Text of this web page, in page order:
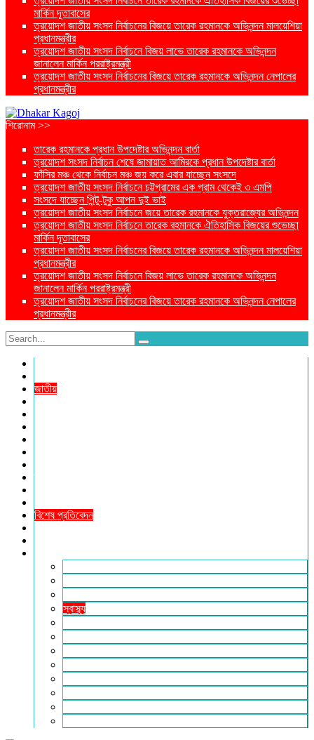
মার্কিন দূতাবাসের
ত্রয়োদশ জাতীয় সংসদ নির্বাচনের বিজয়ে তারেক রহমানকে অভিনন্দন মালয়েশিয়া
প্রধানমন্ত্রীর
ত্রয়োদশ জাতীয় সংসদ নির্বাচনে বিজয় লাভে তারেক রহমানকে অভিনন্দন
জানালেন মার্কিন পররাষ্ট্রমন্ত্রী
ত্রয়োদশ জাতীয় সংসদ নির্বাচনের বিজয়ে তারেক রহমানকে অভিনন্দন নেপালের
প্রধানমন্ত্রীর
শিরোনাম >>
তারেক রহমানকে প্রধান উপদেষ্টার অভিনন্দন বার্তা
ত্রয়োদশ সংসদ নির্বাচন শেষে জামায়াত আমিরকে প্রধান উপদেষ্টার বার্তা
ফাঁসির মঞ্চ থেকে নির্বাচন মঞ্চ জয় করে এবার যাচ্ছেন সংসদে
ত্রয়োদশ জাতীয় সংসদ নির্বাচনে চট্টগ্রামের এক গ্রাম থেকেই ৩ এমপি
সংসদে যাচ্ছেন পিন্টু-টুকু আপন দুই ভাই
ত্রয়োদশ জাতীয় সংসদ নির্বাচনে জয়ে তারেক রহমানকে যুক্তরাজ্যের অভিনন্দন
ত্রয়োদশ জাতীয় সংসদ নির্বাচনে তারেক রহমানকে ঐতিহাসিক বিজয়ের শুভেচ্ছা
মার্কিন দূতাবাসের
ত্রয়োদশ জাতীয় সংসদ নির্বাচনের বিজয়ে তারেক রহমানকে অভিনন্দন মালয়েশিয়া
প্রধানমন্ত্রীর
ত্রয়োদশ জাতীয় সংসদ নির্বাচনে বিজয় লাভে তারেক রহমানকে অভিনন্দন
জানালেন মার্কিন পররাষ্ট্রমন্ত্রী
ত্রয়োদশ জাতীয় সংসদ নির্বাচনের বিজয়ে তারেক রহমানকে অভিনন্দন নেপালের
প্রধানমন্ত্রীর
জাতীয়
বিশেষ প্রতিবেদন
স্বাস্থ্য